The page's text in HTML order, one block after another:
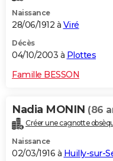
Naissance
28/06/1912 à Viré
Décès
04/10/2003 à Plottes
Famille BESSON
Nadia MONIN (86
Créer une cagnotte
Naissance
02/03/1916 à Huilly-sur-